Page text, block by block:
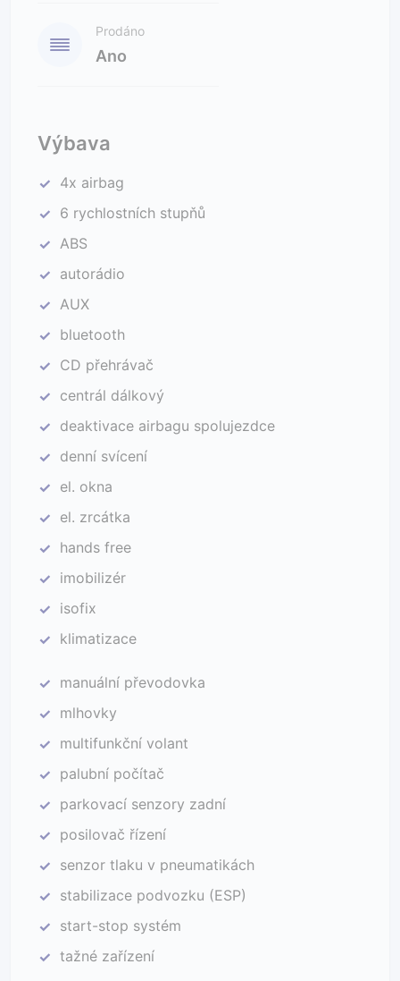
Prodáno
Ano
Výbava
✓ 4x airbag
✓ 6 rychlostních stupňů
✓ ABS
✓ autorádio
✓ AUX
✓ bluetooth
✓ CD přehrávač
✓ centrál dálkový
✓ deaktivace airbagu spolujezdce
✓ denní svícení
✓ el. okna
✓ el. zrcátka
✓ hands free
✓ imobilizér
✓ isofix
✓ klimatizace
✓ manuální převodovka
✓ mlhovky
✓ multifunkční volant
✓ palubní počítač
✓ parkovací senzory zadní
✓ posilovač řízení
✓ senzor tlaku v pneumatikách
✓ stabilizace podvozku (ESP)
✓ start-stop systém
✓ tažné zařízení